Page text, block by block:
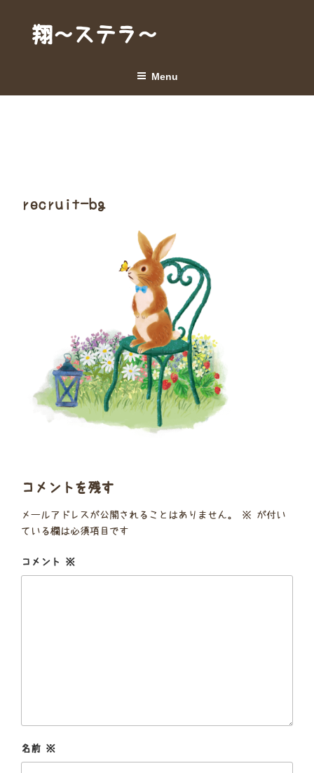
content翔～ステラ～
Menu
recruit-bg
コメントを残す
メールアドレスが公開されることはありません。 ※ が付い
ている欄は必須項目です
コメント ※
名前 ※